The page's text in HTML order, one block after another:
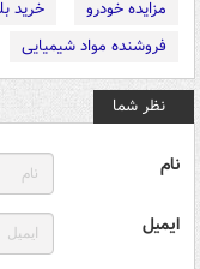
مزایده خودرو
خرید
فروشنده مواد شیمیایی
نظر شما
نام
ایمیل